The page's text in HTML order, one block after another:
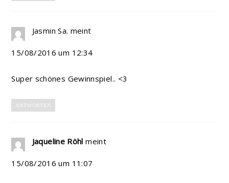
Jasmin Sa. meint
15/08/2016 um 12:34
Super schönes Gewinnspiel.. <3
ANTWORTEN
Jaqueline Röhl meint
15/08/2016 um 11:07